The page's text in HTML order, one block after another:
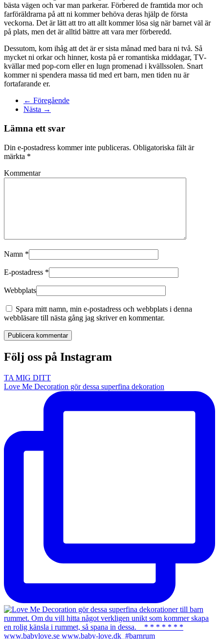
bästa vägen och var man parkerar. Förbered de framtida mor och
farföräldrarna på att ni kommer behöva deras hjälp de första
veckorna. Det är lätt att tro att allt kommer lösa sig när barnet väl är
på plats, men det är alltid bättre att vara mer förberedd.
Dessutom, kom ihåg att det är er sista månad med bara ni två. Så
mycket ni orkar och hinner, kosta på er romantiska middagar, TV-
kvällar med pop-corn eller en lugn promenad i kvällssolen. Snart
kommer ni spendera massa tid med ert barn, men tiden nu är
fortafarande er.
← Föregående
Nästa →
Lämna ett svar
Din e-postadress kommer inte publiceras. Obligatoriska fält är
märkta *
Kommentar
Namn *
E-postadress *
Webbplats
Spara mitt namn, min e-postadress och webbplats i denna
webbläsare till nästa gång jag skriver en kommentar.
Publicera kommentar
Följ oss på Instagram
TA MIG DITT
Love Me Decoration gör dessa superfina dekoration